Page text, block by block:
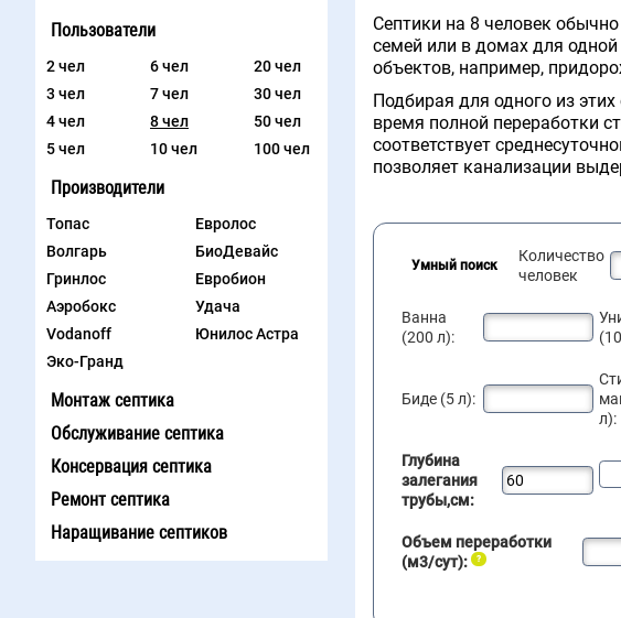
Пользователи
2 чел
3 чел
4 чел
5 чел
6 чел
7 чел
8 чел
10 чел
20 чел
30 чел
50 чел
100 чел
Производители
Топас
Евролос
Волгарь
БиоДевайс
Гринлос
Евробион
Аэробокс
Удача
Vodanoff
Юнилос Астра
Эко-Гранд
Монтаж септика
Обслуживание септика
Консервация септика
Ремонт септика
Наращивание септиков
Септики на 8 человек
семей или в домах для
объектов, например,
Подбирая для одного из
время полной переработки
соответствует
позволяет канализации
Умный поиск
Количество
человек
Ванна
(200 л):
Биде (5 л):
л):
Глубина
залегания
трубы,см:
Объем переработки
(м3/сут):